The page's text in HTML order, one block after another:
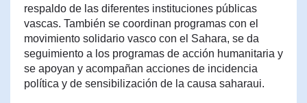
respaldo de las diferentes instituciones públicas
vascas. También se coordinan programas con el
movimiento solidario vasco con el Sahara, se da
seguimiento a los programas de acción humanitaria y
se apoyan y acompañan acciones de incidencia
política y de sensibilización de la causa saharaui.